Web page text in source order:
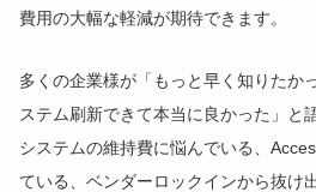
費用の大幅な軽減が期待できます。
多くの企業様が「もっと早く知りたか
ステム刷新できて本当に良かった」と
システムの維持費に悩んでいる、
ている、ベンダーロックインから抜け